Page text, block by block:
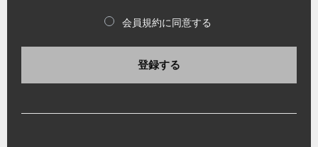
会員規約に同意する
登録する